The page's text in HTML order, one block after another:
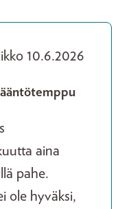
10.6.2026
aina
pahe.
ole hyväksi,